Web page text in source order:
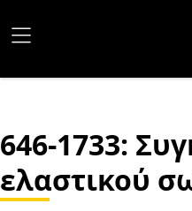
646-1733:
ελαστικού